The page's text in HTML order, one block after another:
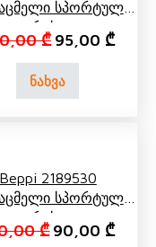
₾.
is: 90,00 ₾.
Სპორტული
Რუხი
₾ Original price
95,00 ₾
ნახვა
₾.
is: 110,00 ₾.
Beppi 2189530
Სპორტული
Რუხი
₾ Original price
90,00 ₾